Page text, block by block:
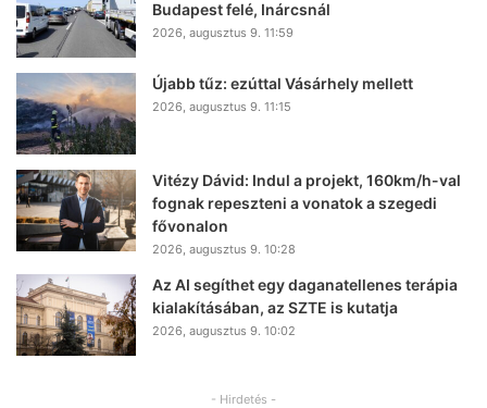
Budapest felé, Inárcsnál
2026, augusztus 9. 11:59
Újabb tűz: ezúttal Vásárhely mellett
2026, augusztus 9. 11:15
Vitézy Dávid: Indul a projekt, 160km/h-val
fognak repeszteni a vonatok a szegedi
fővonalon
2026, augusztus 9. 10:28
Az AI segíthet egy daganatellenes terápia
kialakításában, az SZTE is kutatja
2026, augusztus 9. 10:02
- Hirdetés -